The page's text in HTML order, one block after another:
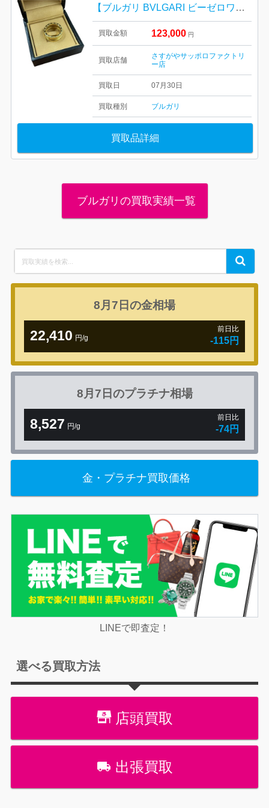
【ブルガリ BVLGARI ビーゼロワン】
買取金額 123,000 円
買取店舗
さすがやサッポロファクトリ
ー店
買取日 07月30日
買取種別 ブルガリ
買取品詳細
ブルガリの買取実績一覧
for:
Search
8月7日の金相場
22,410 円/g
前日比
-115円
8月7日のプラチナ相場
8,527 円/g
前日比
-74円
金・プラチナ買取価格
LINEで即査定！
選べる買取方法
店頭買取
出張買取